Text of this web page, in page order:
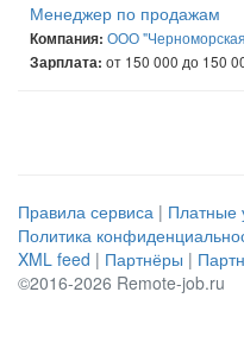
Менеджер по продажам
Компания: ООО
Зарплата: от 150 000 до 150
Правила сервиса | Платные
Политика
XML feed | Партнёры |
©2016-2026 Remote-job.ru